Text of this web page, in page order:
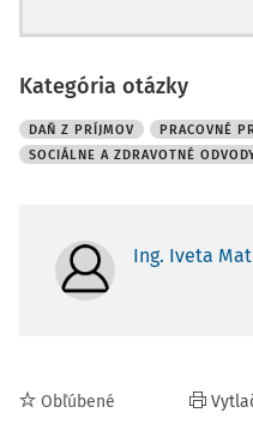
Kategória otázky
DAŇ Z PRÍJMOV
PRACOVNÉ
SOCIÁLNE A ZDRAVOTNÉ
Ing. Iveta
Obľúbené